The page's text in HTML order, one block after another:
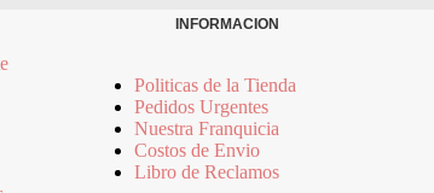
INFORMACION
Politicas de la Tienda
Pedidos Urgentes
Nuestra Franquicia
Costos de Envio
Libro de Reclamos